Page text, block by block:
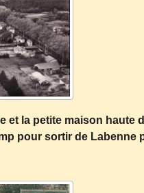
et la petite maison haute
pour sortir de Labenne